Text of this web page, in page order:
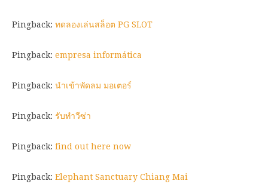
Pingback: ทดลองเล่นสล็อต PG SLOT
Pingback: empresa informática
Pingback: นำเข้าพัดลม มอเตอร์
Pingback: รับทำวีซ่า
Pingback: find out here now
Pingback: Elephant Sanctuary Chiang Mai